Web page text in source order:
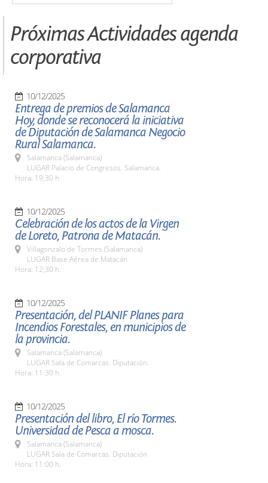
Próximas Actividades agenda
corporativa
10/12/2025
Entrega de premios de Salamanca
Hoy, donde se reconocerá la iniciativa
de Diputación de Salamanca Negocio
Rural Salamanca.
Salamanca (Salamanca)
LUGAR Palacio de Congresos. Salamanca.
Hora: 19,30 h
10/12/2025
Celebración de los actos de la Virgen
de Loreto, Patrona de Matacán.
Villagonzalo de Tormes (Salamanca)
LUGAR Base Aérea de Matacán
Hora: 12;30 h.
10/12/2025
Presentación, del PLANIF Planes para
Incendios Forestales, en municipios de
la provincia.
Salamanca (Salamanca)
LUGAR Sala de Comarcas. Diputación.
Hora: 11:30 h.
10/12/2025
Presentación del libro, El río Tormes.
Universidad de Pesca a mosca.
Salamanca (Salamanca)
LUGAR Sala de Comarcas. Diputación
Hora: 11:00 h.